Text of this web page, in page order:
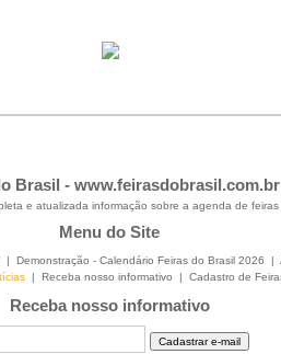
Brasil - www.feirasdobrasil.com.br
e atualizada informação sobre a agenda de feiras
Menu do Site
| Demonstração - Calendário Feiras do Brasil 2026 |
| Receba nosso informativo | Cadastro de
Receba nosso informativo